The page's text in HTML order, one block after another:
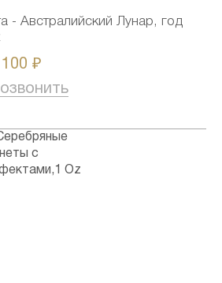
- Австралийский Лунар, год
₽